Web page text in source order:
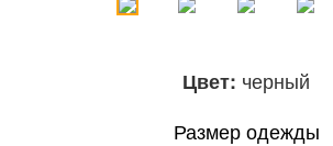
Цвет: черный
Размер одежды